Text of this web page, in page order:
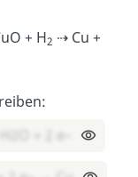
+ H2 ⇢ Cu +
+ 2 e–